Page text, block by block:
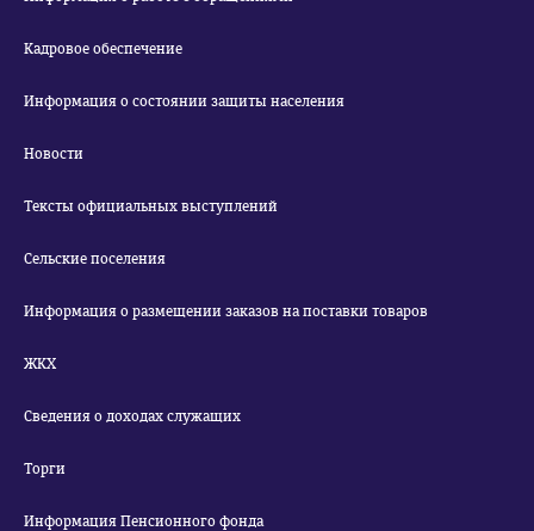
Кадровое обеспечение
Информация о состоянии защиты населения
Новости
Тексты официальных выступлений
Сельские поселения
Информация о размещении заказов на поставки товаров
ЖКХ
Сведения о доходах служащих
Торги
Информация Пенсионного фонда